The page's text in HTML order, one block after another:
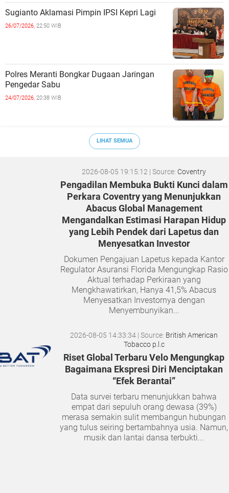
Sugianto Aklamasi Pimpin IPSI Kepri Lagi
26/07/2026, 22:50 WIB
Polres Meranti Bongkar Dugaan Jaringan
Pengedar Sabu
24/07/2026, 20:38 WIB
LIHAT SEMUA
2026-08-05 19:15:12 | Source: Coventry
Pengadilan Membuka Bukti Kunci dalam
Perkara Coventry yang Menunjukkan
Abacus Global Management
Mengandalkan Estimasi Harapan Hidup
yang Lebih Pendek dari Lapetus dan
Menyesatkan Investor
Dokumen Pengajuan Lapetus kepada Kantor
Regulator Asuransi Florida Mengungkap Rasio
Aktual terhadap Perkiraan yang
Mengkhawatirkan, Hanya 41,5% Abacus
Menyesatkan Investornya dengan
Menyembunyikan...
2026-08-05 14:33:34 | Source: British American
Tobacco p.l.c
Riset Global Terbaru Velo Mengungkap
Bagaimana Ekspresi Diri Menciptakan
“Efek Berantai”
Data survei terbaru menunjukkan bahwa
empat dari sepuluh orang dewasa (39%)
merasa semakin sulit membangun hubungan
yang tulus seiring bertambahnya usia. Namun,
musik dan lantai dansa terbukti...